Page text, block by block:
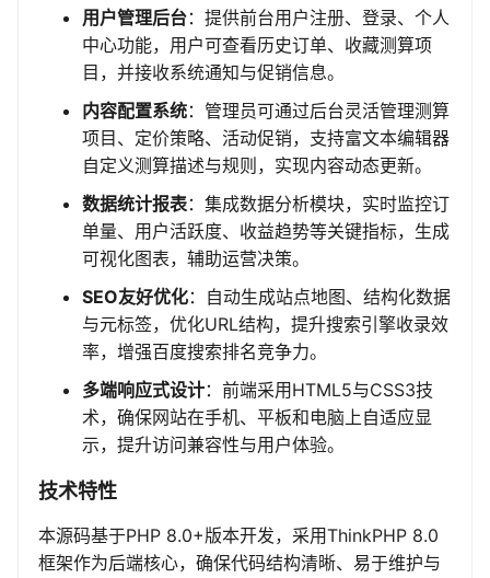
用户管理后台：提供前台用户注册、登录、个人
中心功能，用户可查看历史订单、收藏测算项
目，并接收系统通知与促销信息。
内容配置系统：管理员可通过后台灵活管理测算
项目、定价策略、活动促销，支持富文本编辑器
自定义测算描述与规则，实现内容动态更新。
数据统计报表：集成数据分析模块，实时监控订
单量、用户活跃度、收益趋势等关键指标，生成
可视化图表，辅助运营决策。
SEO友好优化：自动生成站点地图、结构化数据
与元标签，优化URL结构，提升搜索引擎收录效
率，增强百度搜索排名竞争力。
多端响应式设计：前端采用HTML5与CSS3技
术，确保网站在手机、平板和电脑上自适应显
示，提升访问兼容性与用户体验。
技术特性
本源码基于PHP 8.0+版本开发，采用ThinkPHP 8.0
框架作为后端核心，确保代码结构清晰、易于维护与